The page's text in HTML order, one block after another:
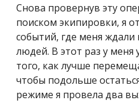
Снова провернув эту
поиском экипировки, я
событий, где меня ждали
людей. В этот раз у
того, как лучше
чтобы подольше
режиме я провела два